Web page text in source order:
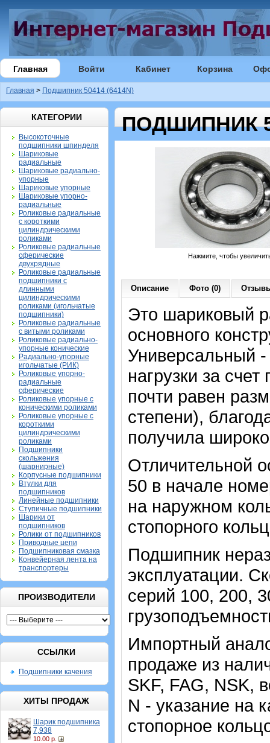
Главная Войти Кабинет Корзина
Главная > Подшипник 50414 (6414N)
КАТЕГОРИИ
Высокоточные
подшипники шпинделя
Шариковые
радиальные
Шариковые радиально-
упорные
Шариковые упорные
Шариковые упорно-
радиальные
Роликовые радиальные
с короткими
цилиндрическими
роликами
Роликовые радиальные
сферические
двухрядные
Роликовые радиальные
подшипники с
длинными
цилиндрическими
роликами (игольчатые
подшипники)
Роликовые радиальные
с витыми роликами
Роликовые радиально-
упорные конические
Радиально-упорные
игольчатые (РИК)
Роликовые упорно-
радиальные
сферические
Роликовые упорные с
коническими роликами
Роликовые упорные с
короткими
цилиндрическими
роликами
Подшипники
скольжения
(шарнирные)
Корпусные подшипники
Втулки для
подшипников
Линейные подшипники
Ступичные подшипники
Шарики от
подшипников
Ролики от подшипников
Приводные цепи
Подшипниковая смазка
Конвейерная лента на
транспортеры
ПРОИЗВОДИТЕЛИ
ССЫЛКИ
Подшипники качения
ХИТЫ ПРОДАЖ
Шарик подшипника
7,938
10.00 р.
ПОДШИПНИК
Нажмите, чтобы
Описание Фото (0)
Это шариковый
основного
Универсальный
нагрузки за
почти равен
степени),
получила
Отличительной
50 в начале
на наружном
стопорного
Подшипник
эксплуатации.
серий 100, 200,
Импортный
продаже из
SKF, FAG, NSK,
N - указание на
стопорное